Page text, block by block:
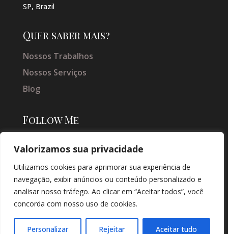
Valorizamos sua privacidade
Utilizamos cookies para aprimorar sua experiência de
navegação, exibir anúncios ou conteúdo personalizado e
analisar nosso tráfego. Ao clicar em “Aceitar todos”, você
concorda com nosso uso de cookies.
Personalizar Rejeitar Aceitar tudo
SP, Brazil
Quer saber mais?
Nossos Trabalhos
Nossos Serviços
Blog
Follow Me
SOLUÇÕES DIGITAIS |
CRIAÇÃO DE SITES